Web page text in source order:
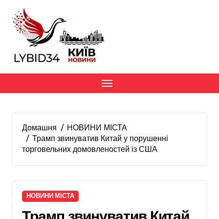
вмісту
Домашня
НОВИНИ МІСТА
Трамп звинуватив Китай у порушенні
торговельних домовленостей із США
НОВИНИ МІСТА